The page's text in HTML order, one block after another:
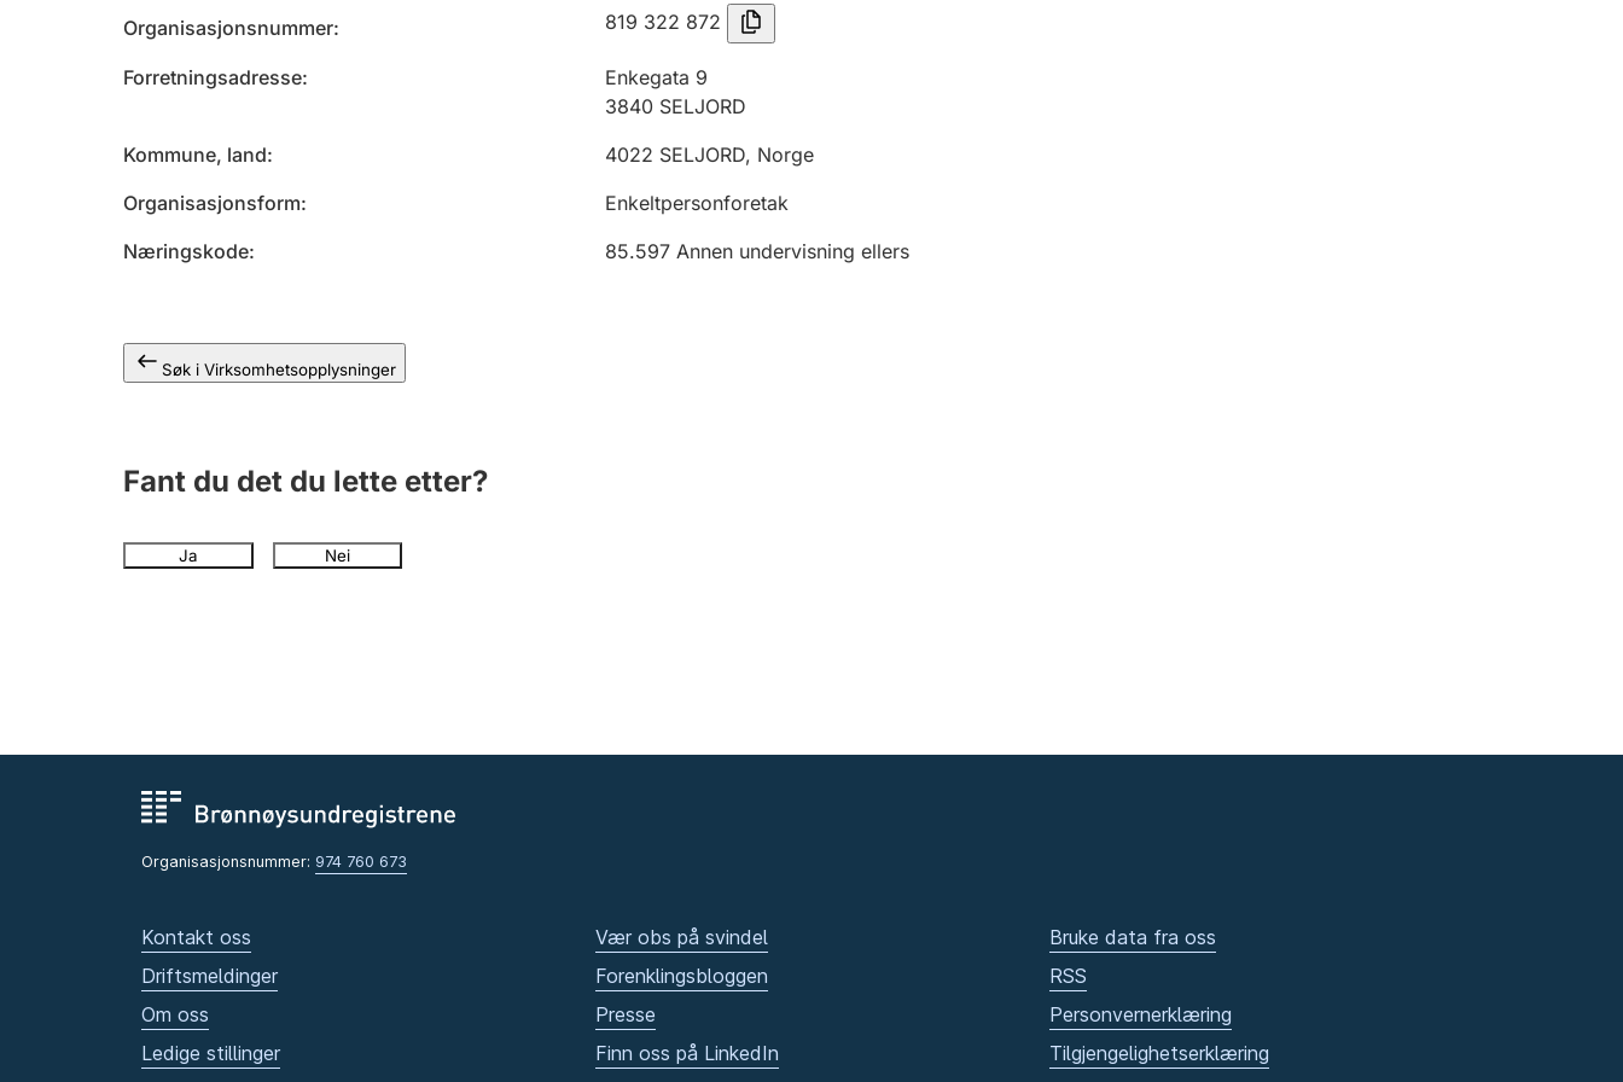
Organisasjonsnummer 819 322 872
Forretningsadresse
Enkegata 9
3840 SELJORD
Kommune, land
4022 SELJORD, Norge
Organisasjonsform
Enkeltpersonforetak
Næringskode
85.597 Annen undervisning ellers
Søk i Virksomhetsopplysninger
Fant du det du lette etter?
Ja Nei
Organisasjonsnummer: 974 760 673
Kontakt oss
Driftsmeldinger
Om oss
Ledige stillinger
Vær obs på svindel
Forenklingsbloggen
Presse
Finn oss på LinkedIn
Bruke data fra oss
RSS
Personvernerklæring
Tilgjengelighetserklæring